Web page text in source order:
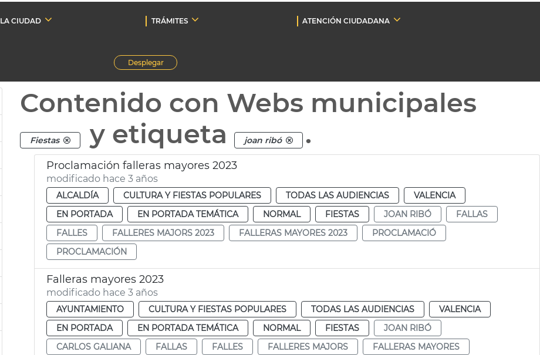
LA CIUDAD TRÁMITES
ATENCIÓN CIUDADANA
Desplegar
Contenido con Webs municipales
Fiestas y etiqueta joan ribó .
Proclamación falleras mayores 2023
modificado hace 3 años
ALCALDÍA CULTURA Y FIESTAS POPULARES TODAS LAS AUDIENCIAS
VALENCIA
EN PORTADA
EN PORTADA TEMÁTICA NORMAL FIESTAS JOAN RIBÓ
FALLAS
FALLES
FALLERES MAJORS 2023 FALLERAS MAYORES 2023
PROCLAMACIÓ
PROCLAMACIÓN
Falleras mayores 2023
modificado hace 3 años
AYUNTAMIENTO CULTURA Y FIESTAS POPULARES TODAS LAS AUDIENCIAS
VALENCIA
EN PORTADA
EN PORTADA TEMÁTICA NORMAL FIESTAS
JOAN RIBÓ
CARLOS GALIANA
FALLAS FALLES FALLERES MAJORS
FALLERAS MAYORES